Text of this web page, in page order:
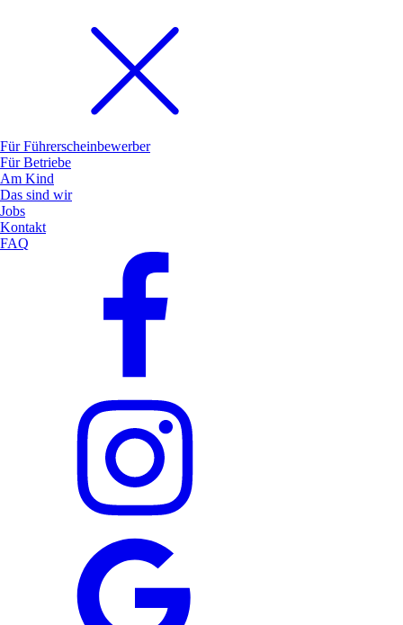
Für Führerscheinbewerber
Für Betriebe
Am Kind
Das sind wir
Jobs
Kontakt
FAQ